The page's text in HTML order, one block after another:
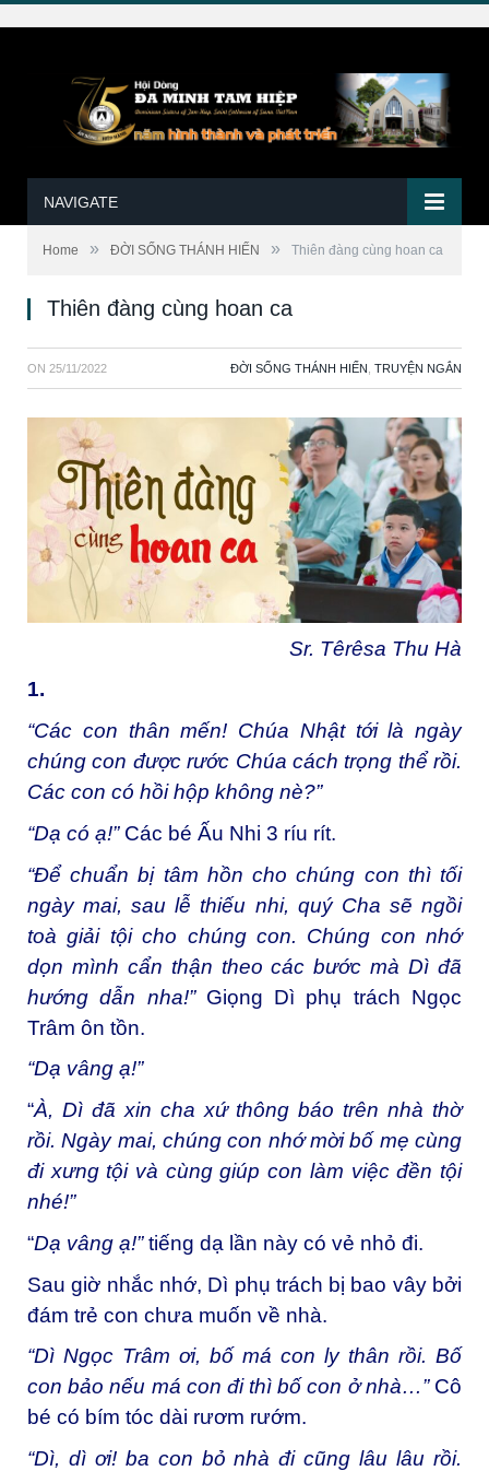
NAVIGATE
Home » ĐỜI SỐNG THÁNH HIẾN » Thiên đàng cùng hoan ca
Thiên đàng cùng hoan ca
ON 25/11/2022 ĐỜI SỐNG THÁNH HIẾN TRUYỆN NGẮN
Sr. Têrêsa Thu Hà
1.
“Các con thân mến! Chúa Nhật tới là ngày
chúng con được rước Chúa cách trọng thể rồi.
Các con có hồi hộp không nè?”
“Dạ có ạ!” Các bé Ấu Nhi 3 ríu rít.
“Để chuẩn bị tâm hồn cho chúng con thì tối
ngày mai, sau lễ thiếu nhi, quý Cha sẽ ngồi
toà giải tội cho chúng con. Chúng con nhớ
dọn mình cẩn thận theo các bước mà Dì đã
hướng dẫn nha!”Giọng Dì phụ trách Ngọc
Trâm ôn tồn.
“Dạ vâng ạ!”
“À, Dì đã xin cha xứ thông báo trên nhà thờ
rồi. Ngày mai, chúng con nhớ mời bố mẹ cùng
đi xưng tội và cùng giúp con làm việc đền tội
nhé!”
“Dạ vâng ạ!”tiếng dạ lần này có vẻ nhỏ đi.
Sau giờ nhắc nhớ, Dì phụ trách bị bao vây bởi
đám trẻ con chưa muốn về nhà.
“Dì Ngọc Trâm ơi, bố má con ly thân rồi. Bố
con bảo nếu má con đi thì bố con ở nhà…”Cô
bé có bím tóc dài rươm rướm.
“Dì, dì ơi! ba con bỏ nhà đi cũng lâu lâu rồi.